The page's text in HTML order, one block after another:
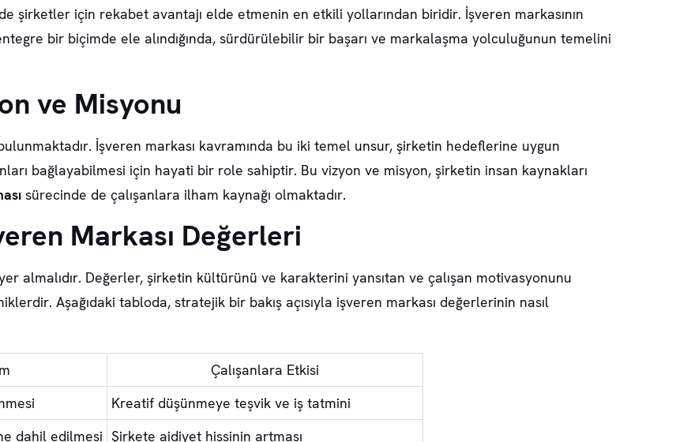
şirketler için rekabet avantajı elde etmenin en etkili yollarından biridir. İşveren markasının
bir biçimde ele alındığında, sürdürülebilir bir başarı ve markalaşma yolculuğunun temelini
ve Misyonu
İşveren markası kavramında bu iki temel unsur, şirketin hedeflerine uygun
bağlayabilmesi için hayati bir role sahiptir. Bu vizyon ve misyon, şirketin insan kaynakları
sürecinde de çalışanlara ilham kaynağı olmaktadır.
Markası Değerleri
almalıdır. Değerler, şirketin kültürünü ve karakterini yansıtan ve çalışan motivasyonunu
Aşağıdaki tabloda, stratejik bir bakış açısıyla işveren markası değerlerinin nasıl
Çalışanlara Etkisi
Kreatif düşünmeye teşvik ve iş tatmini
dahil edilmesi Şirkete aidiyet hissinin artması